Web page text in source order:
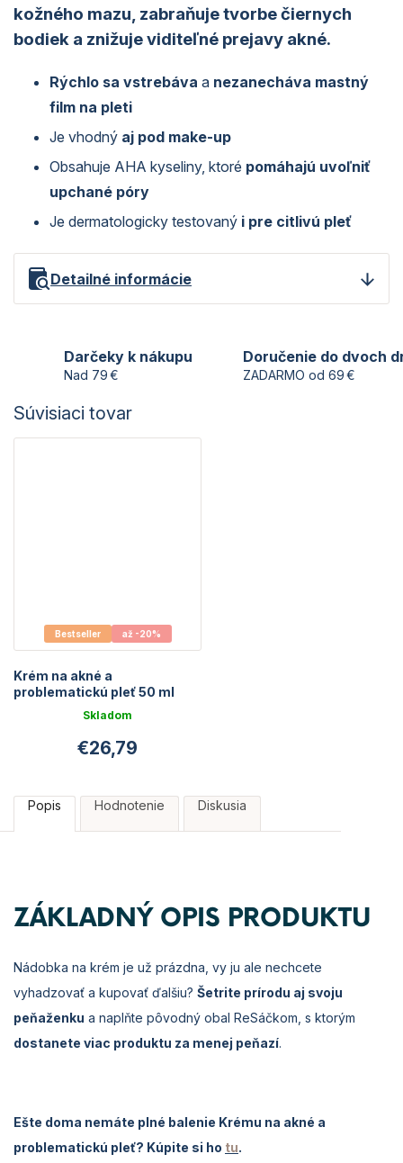
kožného mazu, zabraňujetvorbe čiernych
bodiek a znižuje viditeľné prejavy akné.
Rýchlo sa vstrebáva a nezanecháva mastný
film na pleti
Je vhodný aj pod make-up
Obsahuje AHA kyseliny, ktoré pomáhajú uvoľniť
upchané póry
Je dermatologicky testovaný i pre citlivú pleť
Detailné informácie
Darčeky k nákupu
Nad 79 €
Doručenie do dvoch
ZADARMO od 69 €
Súvisiaci tovar
Bestseller až -20%
Krém na akné a
problematickú pleť 50 ml
hodnotenie
produktu
z
hviezdičiek.
Skladom
€26,79
Popis Hodnotenie Diskusia
ZÁKLADNÝ OPIS PRODUKTU
Nádobka na krém je už prázdna, vy ju ale nechcete
vyhadzovať a kupovať ďalšiu? Šetrite prírodu aj svoju
peňaženku a naplňte pôvodný obal ReSáčkom, s ktorým
dostanete viac produktu za menej peňazí.
Ešte doma nemáte plné balenie Krému na akné a
problematickú pleť? Kúpite si ho tu.